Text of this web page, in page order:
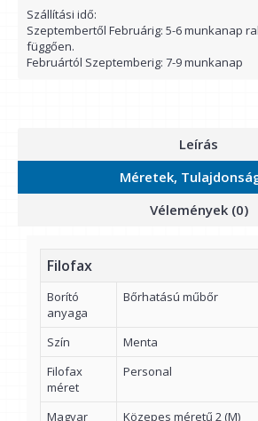
Szállítási idő:
Szeptembertől Februárig: 5-6 munkanap
függően.
Februártól Szeptemberig: 7-9 munkanap
Leírás
Méretek,
Vélemények (0)
Filofax
Borító
anyaga
Bőrhatású műbőr
Szín
Menta
Filofax
méret
Personal
Magyar
Közepes méretű 2 (M)